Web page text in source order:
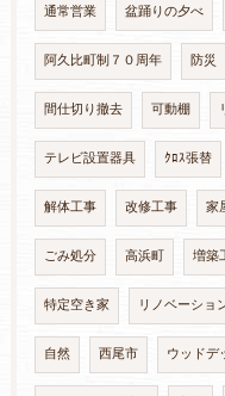
通常営業 盆踊りの夕べ
阿久比町制７０周年 防災
間仕切り撤去 可動棚
テレビ設置器具 ｸﾛｽ張替
解体工事 改修工事 家
ごみ処分 高浜町 増築
特定空き家 リノベーショ
自然 西尾市 ウッドデ